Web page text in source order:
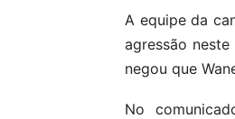
A equipe da
agressão
negou que
No